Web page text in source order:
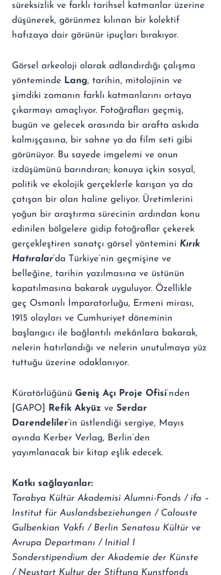
süreksizlik ve farklı tarihsel katmanlar üzerine
düşünerek, görünmez kılınan bir kolektif
hafızaya dair görünür ipuçları bırakıyor.
Görsel arkeoloji olarak adlandırdığı çalışma
yönteminde Lang, tarihin, mitolojinin ve
şimdiki zamanın farklı katmanlarını ortaya
çıkarmayı amaçlıyor. Fotoğrafları geçmiş,
bugün ve gelecek arasında bir arafta askıda
kalmışçasına, bir sahne ya da film seti gibi
görünüyor. Bu sayede imgelemi ve onun
izdüşümünü barındıran; konuya içkin sosyal,
politik ve ekolojik gerçeklerle karışan ya da
çatışan bir alan haline geliyor. Üretimlerini
yoğun bir araştırma sürecinin ardından konu
edinilen bölgelere gidip fotoğraflar çekerek
gerçekleştiren sanatçı görsel yöntemini Kırık
Hatıralar‘da Türkiye’nin geçmişine ve
belleğine, tarihin yazılmasına ve üstünün
kapatılmasına bakarak uyguluyor. Özellikle
geç Osmanlı İmparatorluğu, Ermeni mirası,
1915 olayları ve Cumhuriyet döneminin
başlangıcı ile bağlantılı mekânlara bakarak,
nelerin hatırlandığı ve nelerin unutulmaya yüz
tuttuğu üzerine odaklanıyor.
Küratörlüğünü Geniş Açı Proje Ofisi’nden
[GAPO]
Refik Akyüz ve Serdar
Darendeliler‘in üstlendiği sergiye, Mayıs
ayında Kerber Verlag, Berlin’den
yayımlanacak bir kitap eşlik edecek.
Katkı sağlayanlar:
Tarabya Kültür Akademisi Alumni-Fonds / ifa –
Institut für Auslandsbeziehungen / Calouste
Gulbenkian Vakfı / Berlin Senatosu Kültür ve
Avrupa Departmanı / Initial I
Sonderstipendium der Akademie der Künste
/ Neustart Kultur der Stiftung Kunstfonds